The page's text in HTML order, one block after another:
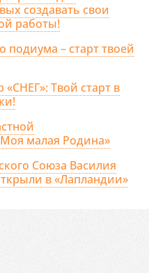
создавать свои
работы!
– старт твоей
Твой старт в
малая Родина»
Союза Василия
в «Лапландии»